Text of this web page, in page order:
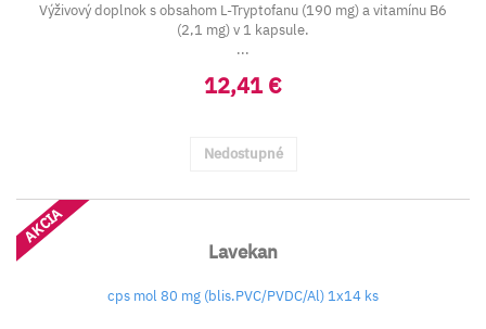
Výživový doplnok s obsahom L-Tryptofanu (190 mg) a vitamínu B6
(2,1 mg) v 1 kapsule.
...
12,41 €
Nedostupné
Lavekan
cps mol 80 mg (blis.PVC/PVDC/Al) 1x14 ks
AKCIA